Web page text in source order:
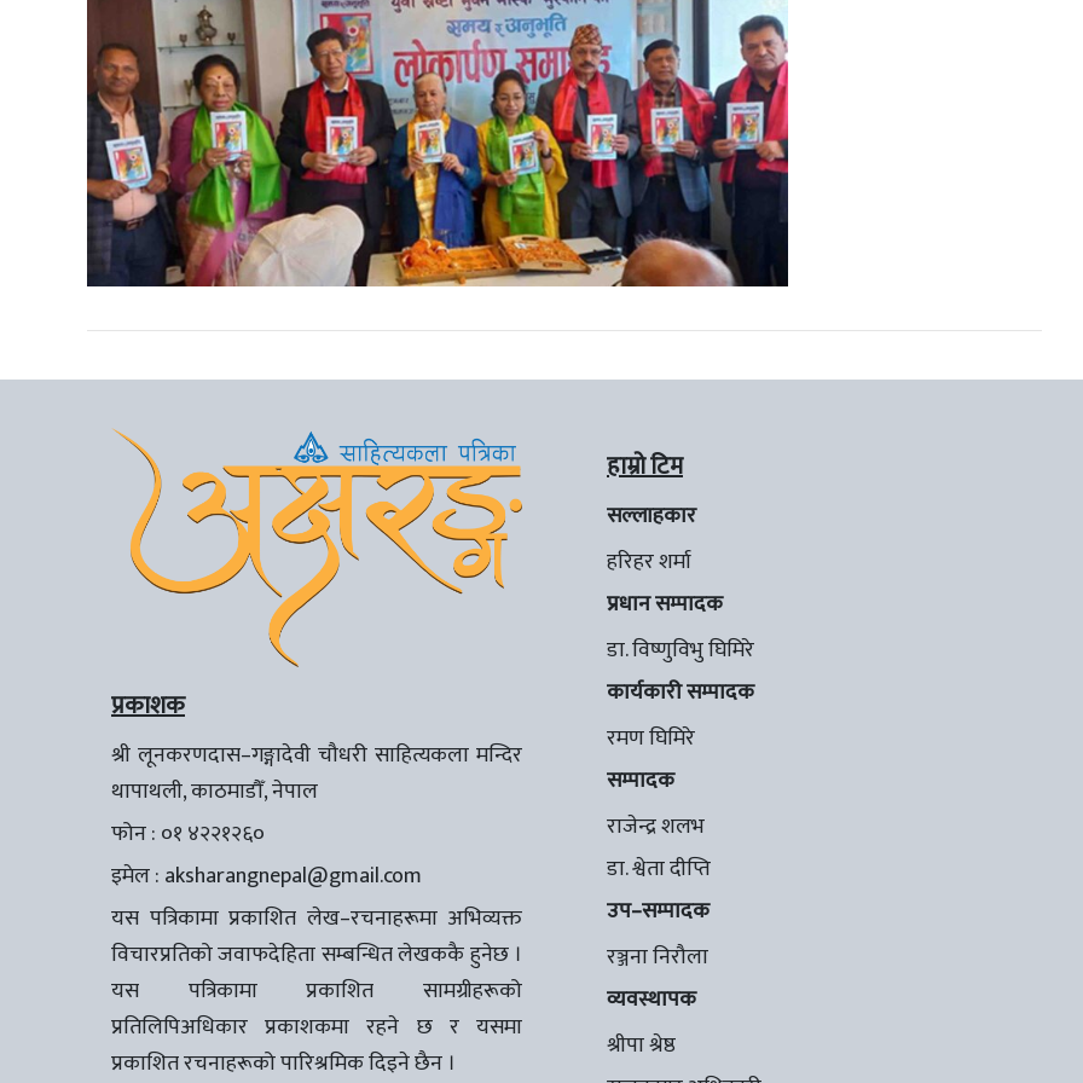
प्रकाशक
श्री लूनकरणदास–गङ्गादेवी चौधरी साहित्यकला मन्दिर
थापाथली, काठमाडौँ, नेपाल
फोन : ०१ ४२२१२६०
इमेल : aksharangnepal@gmail.com
यस पत्रिकामा प्रकाशित लेख–रचनाहरूमा अभिव्यक्त
विचारप्रतिको जवाफदेहिता सम्बन्धित लेखककै हुनेछ ।
यस पत्रिकामा प्रकाशित सामग्रीहरूको
प्रतिलिपिअधिकार प्रकाशकमा रहने छ र यसमा
प्रकाशित रचनाहरूको पारिश्रमिक दिइने छैन ।
हाम्रो टिम
सल्लाहकार
हरिहर शर्मा
प्रधान सम्पादक
डा. विष्णुविभु घिमिरे
कार्यकारी सम्पादक
रमण घिमिरे
सम्पादक
राजेन्द्र शलभ
डा. श्वेता दीप्ति
उप–सम्पादक
रञ्जना निरौला
व्यवस्थापक
श्रीपा श्रेष्ठ